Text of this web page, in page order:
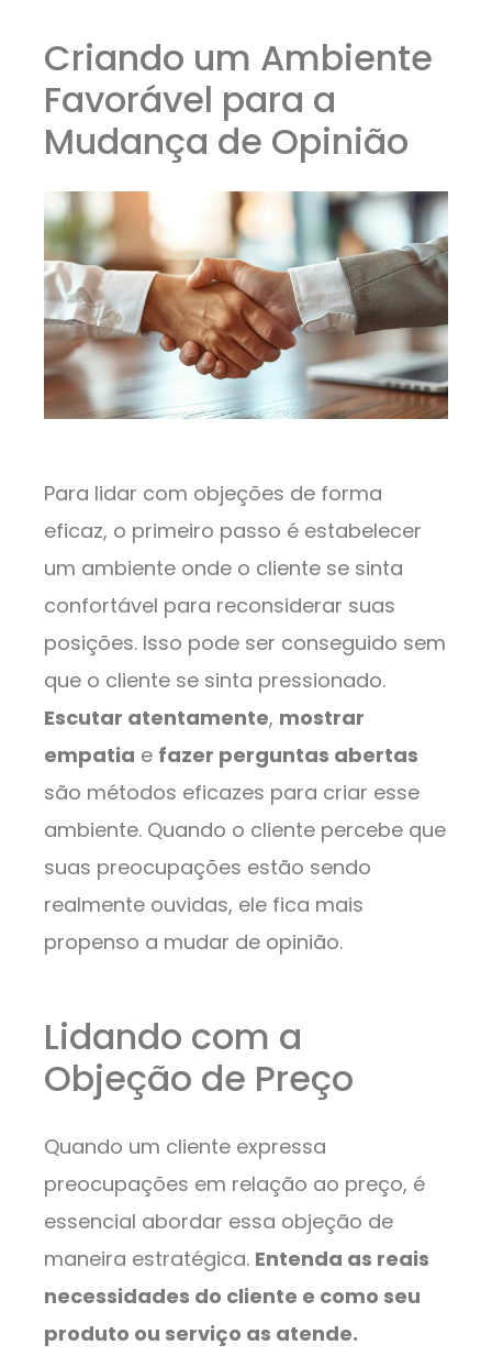
Criando um Ambiente
Favorável para a
Mudança de Opinião
Para lidar com objeções de forma
eficaz, o primeiro passo é estabelecer
um ambiente onde o cliente se sinta
confortável para reconsiderar suas
posições. Isso pode ser conseguido sem
que o cliente se sinta pressionado.
Escutar atentamente, mostrar
empatia e fazer perguntas abertas
são métodos eficazes para criar esse
ambiente. Quando o cliente percebe que
suas preocupações estão sendo
realmente ouvidas, ele fica mais
propenso a mudar de opinião.
Lidando com a
Objeção de Preço
Quando um cliente expressa
preocupações em relação ao preço, é
essencial abordar essa objeção de
maneira estratégica. Entenda as reais
necessidades do cliente e como seu
produto ou serviço as atende.